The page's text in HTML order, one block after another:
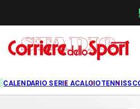
CALENDARIO SERIE ACALCIOTENNIS